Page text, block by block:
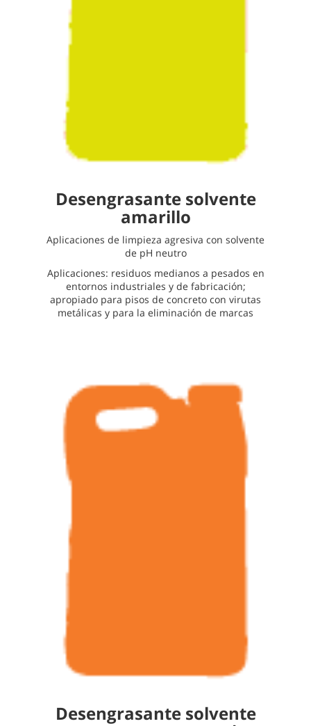
Desengrasante solvente
amarillo
Aplicaciones de limpieza agresiva con solvente
de pH neutro
Aplicaciones: residuos medianos a pesados en
entornos industriales y de fabricación;
apropiado para pisos de concreto con virutas
metálicas y para la eliminación de marcas
Desengrasante solvente